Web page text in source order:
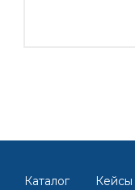
Каталог Кейсы